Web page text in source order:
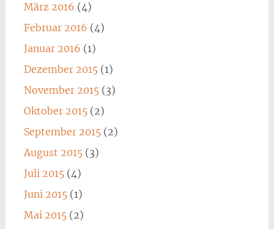
März 2016 (4)
Februar 2016 (4)
Januar 2016 (1)
Dezember 2015(1)
November 2015(3)
Oktober 2015(2)
September 2015(2)
August 2015(3)
Juli 2015(4)
Juni 2015(1)
Mai 2015(2)